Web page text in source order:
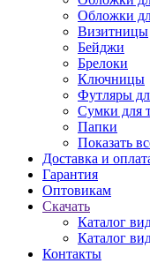
Обложки
Визитницы
Бейджи
Брелоки
Ключницы
Футляры
Сумки для
Папки
Показать
Доставка и
Гарантия
Оптовикам
Скачать
Каталог
Каталог
Контакты